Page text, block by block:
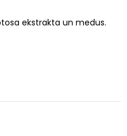
ekstrakta un medus.